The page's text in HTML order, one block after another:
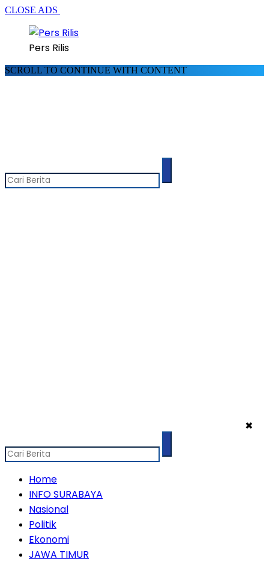
CLOSE ADS
Pers Rilis
SCROLL TO CONTINUE WITH CONTENT
✖
Home
INFO SURABAYA
Nasional
Politik
Ekonomi
JAWA TIMUR